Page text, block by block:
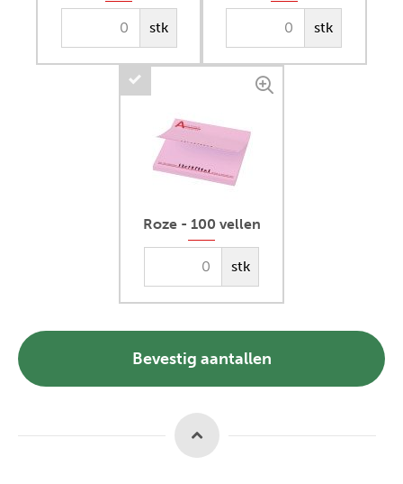
stk stk
Roze - 100 vellen
stk
Bevestig aantallen